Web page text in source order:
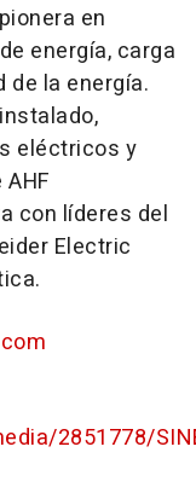
en
energía, carga
la energía.
eléctricos y
con líderes del
Electric
2851778/